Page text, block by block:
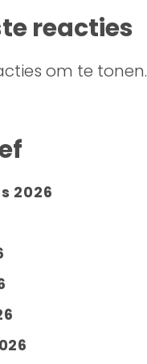
reacties
om te tonen.
2026